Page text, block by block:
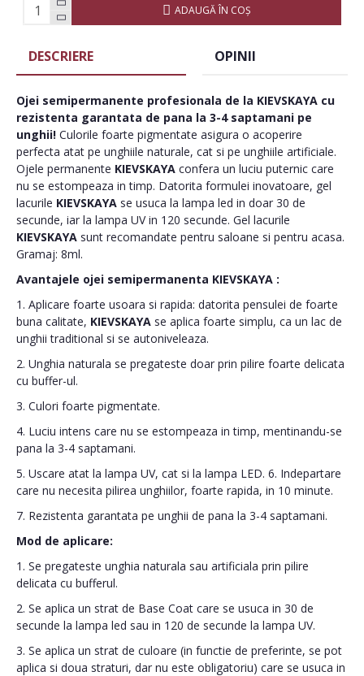
ADAUGĂ ÎN COŞ
DESCRIERE OPINII
Ojei semipermanente profesionala de la KIEVSKAYA cu
rezistenta garantata de pana la 3-4 saptamani pe
unghii! Culorile foarte pigmentate asigura o acoperire
perfecta atat pe unghiile naturale, cat si pe unghiile artificiale.
Ojele permanente KIEVSKAYA confera un luciu puternic care
nu se estompeaza in timp. Datorita formulei inovatoare, gel
lacurile KIEVSKAYA se usuca la lampa led in doar 30 de
secunde, iar la lampa UV in 120 secunde. Gel lacurile
KIEVSKAYA sunt recomandate pentru saloane si pentru acasa.
Gramaj: 8ml.
Avantajele ojei semipermanenta KIEVSKAYA :
1. Aplicare foarte usoara si rapida: datorita pensulei de foarte
buna calitate, KIEVSKAYA se aplica foarte simplu, ca un lac de
unghii traditional si se autoniveleaza.
2. Unghia naturala se pregateste doar prin pilire foarte delicata
cu buffer-ul.
3. Culori foarte pigmentate.
4. Luciu intens care nu se estompeaza in timp, mentinandu-se
pana la 3-4 saptamani.
5. Uscare atat la lampa UV, cat si la lampa LED. 6. Indepartare
care nu necesita pilirea unghiilor, foarte rapida, in 10 minute.
7. Rezistenta garantata pe unghii de pana la 3-4 saptamani.
Mod de aplicare:
1. Se pregateste unghia naturala sau artificiala prin pilire
delicata cu bufferul.
2. Se aplica un strat de Base Coat care se usuca in 30 de
secunde la lampa led sau in 120 de secunde la lampa UV.
3. Se aplica un strat de culoare (in functie de preferinte, se pot
aplica si doua straturi, dar nu este obligatoriu) care se usuca in